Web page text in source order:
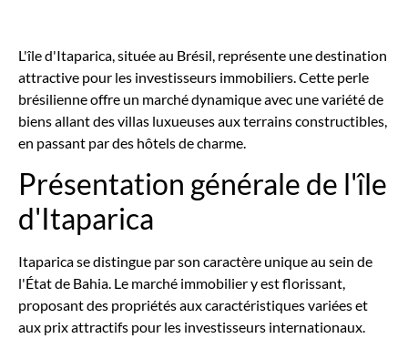
L'île d'Itaparica, située au Brésil, représente une destination
attractive pour les investisseurs immobiliers. Cette perle
brésilienne offre un marché dynamique avec une variété de
biens allant des villas luxueuses aux terrains constructibles,
en passant par des hôtels de charme.
Présentation générale de l'île
d'Itaparica
Itaparica se distingue par son caractère unique au sein de
l'État de Bahia. Le marché immobilier y est florissant,
proposant des propriétés aux caractéristiques variées et
aux prix attractifs pour les investisseurs internationaux.